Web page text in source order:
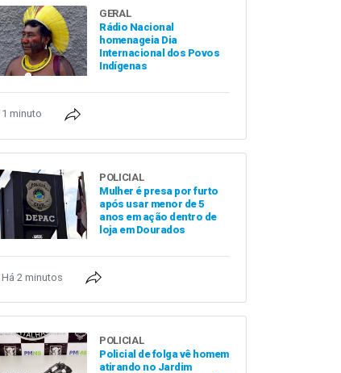
GERAL
Rádio Nacional
homenageia Dia
Internacional dos Povos
Indígenas
1 minuto
POLICIAL
Mulher é presa por furto
após usar menor de 5
anos em ação dentro de
loja em Dourados
Há 2 minutos
POLICIAL
Policial de folga vê homem
atirando no Jardim